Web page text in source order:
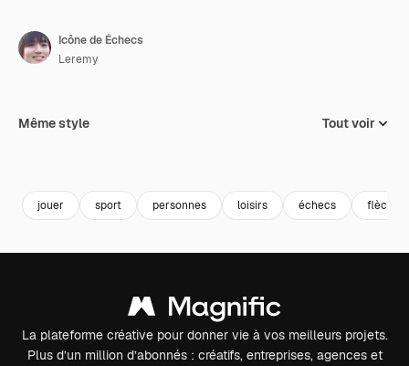
Icône de Échecs
Leremy
Même style Tout voir
jouer sport personnes loisirs échecs flèches
La plateforme créative pour donner vie à vos meilleurs projets.
Plus d’un million d’abonnés : créatifs, entreprises, agences et